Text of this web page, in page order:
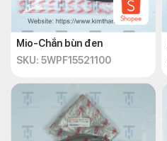
Mio-Chắn bùn đen
SKU: 5WPF15521100